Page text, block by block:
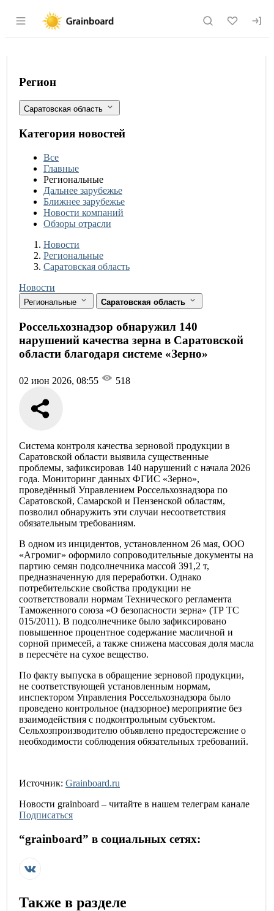
Раздел навигации по сайту
Россельхознадзор обнаружил 140
Фильтры
Регион
Саратовская область
Категория новостей
Все
Главные
Региональные
Дальнее зарубежье
Ближнее зарубежье
Новости компаний
Обзоры отрасли
Новости
Разделы
Новости
Региональные
Саратовская область
Новости
Региональные Саратовская область
Россельхознадзор обнаружил 140
нарушений качества зерна в Саратовской
области благодаря системе «Зерно»
02 июн 2026, 08:55 518
Система контроля качества зерновой продукции в
Саратовской области выявила существенные
проблемы, зафиксировав 140 нарушений с начала 2026
года. Мониторинг данных ФГИС «Зерно»,
проведённый Управлением Россельхознадзора по
Саратовской, Самарской и Пензенской областям,
позволил обнаружить эти случаи несоответствия
обязательным требованиям.
В одном из инцидентов, установленном 26 мая, ООО
«Агромиг» оформило сопроводительные документы на
партию семян подсолнечника массой 391,2 т,
предназначенную для переработки. Однако
потребительские свойства продукции не
соответствовали нормам Технического регламента
Таможенного союза «О безопасности зерна» (ТР ТС
015/2011). В подсолнечнике было зафиксировано
повышенное процентное содержание масличной и
сорной примесей, а также снижена массовая доля масла
в пересчёте на сухое вещество.
По факту выпуска в обращение зерновой продукции,
не соответствующей установленным нормам,
инспектором Управления Россельхознадзора было
проведено контрольное (надзорное) мероприятие без
взаимодействия с подконтрольным субъектом.
Сельхозпроизводителю объявлено предостережение о
необходимости соблюдения обязательных требований.
Источник: Grainboard.ru
Новости grainboard – читайте в нашем телеграм канале
Подписаться
“grainboard” в социальных сетях:
Также в разделе